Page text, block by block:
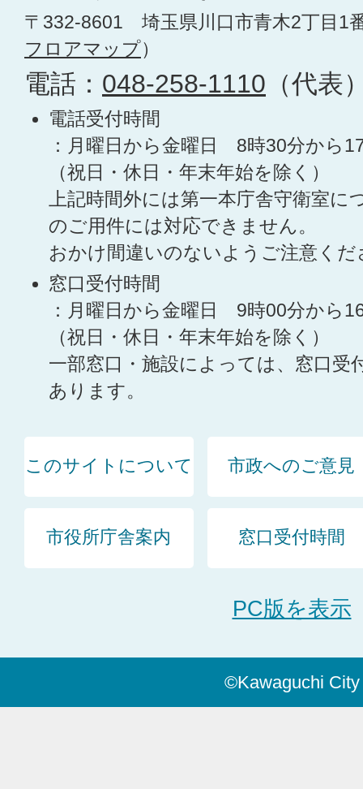
〒332-8601 埼玉県川口市青木2丁目1
フロアマップ）
電話： 048-258-1110 （代表
電話受付時間
：月曜日から金曜日 8時30分から
（祝日・休日・年末年始を除く）
上記時間外には第一本庁舎守衛室に
のご用件には対応できません。
おかけ間違いのないようご注意くだ
窓口受付時間
：月曜日から金曜日 9時00分から
（祝日・休日・年末年始を除く）
一部窓口・施設によっては、窓口受
あります。
このサイトについて 市政へのご意見
市役所庁舎案内 窓口受付時間
PC版を表示
©Kawaguchi City